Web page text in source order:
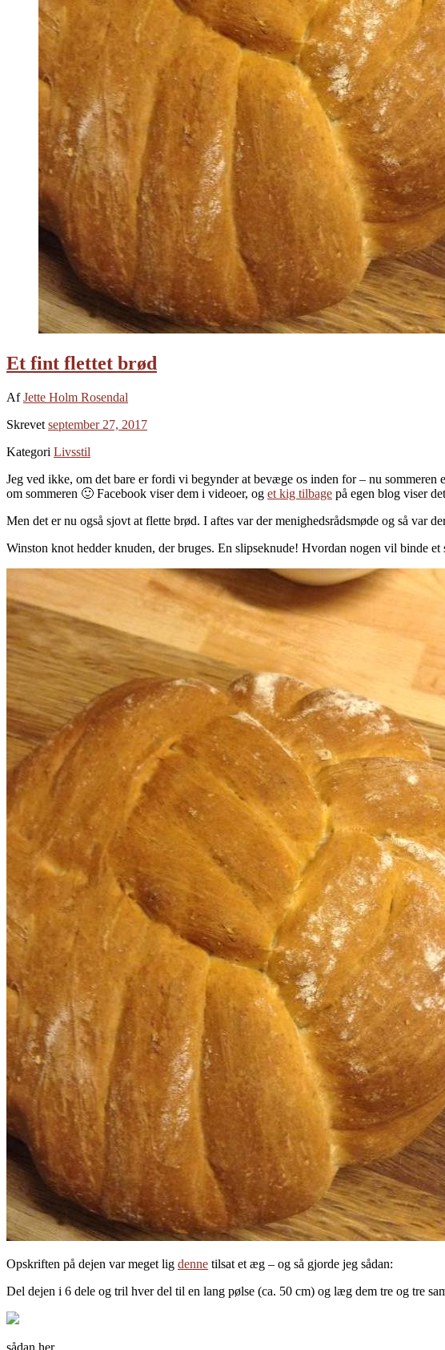
Et fint flettet brød
AfJette Holm Rosendal
Skrevet september 27, 2017
Kategori Livsstil
Jeg ved ikke, om det bare er fordi vi begynder at bevæge os inden for – nu
om sommeren 🙂 Facebook viser dem i videoer, og et kig tilbage på egen blog viser
Men det er nu også sjovt at flette brød. I aftes var der menighedsrådsmøde og så var
Winston knot hedder knuden, der bruges. En slipseknude! Hvordan nogen vil binde
Opskriften på dejen var meget lig denne tilsat et æg – og så gjorde jeg sådan:
Del dejen i 6 dele og tril hver del til en lang pølse (ca. 50 cm) og læg dem tre og tre
sådan her